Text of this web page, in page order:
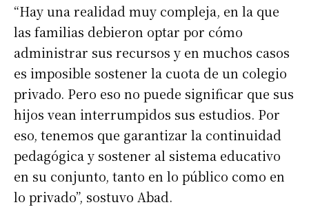
“Hay una realidad muy compleja, en la que
las familias debieron optar por cómo
administrar sus recursos y en muchos casos
es imposible sostener la cuota de un colegio
privado. Pero eso no puede significar que sus
hijos vean interrumpidos sus estudios. Por
eso, tenemos que garantizar la continuidad
pedagógica y sostener al sistema educativo
en su conjunto, tanto en lo público como en
lo privado”, sostuvo Abad.